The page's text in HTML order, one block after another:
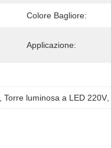
Colore Bagliore:
Applicazione:
, Torre luminosa a LED 220V